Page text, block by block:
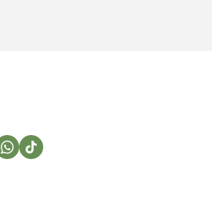
 